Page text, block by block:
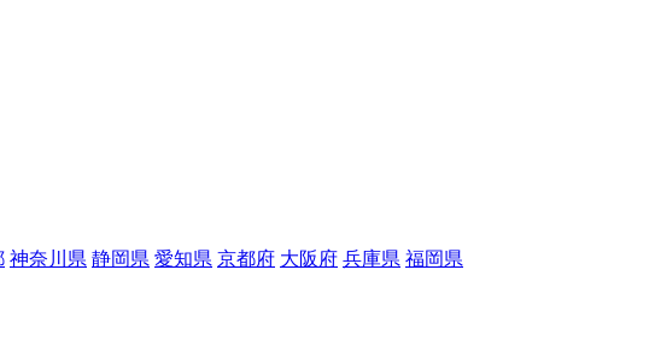
神奈川県 静岡県 愛知県 京都府 大阪府 兵庫県 福岡県